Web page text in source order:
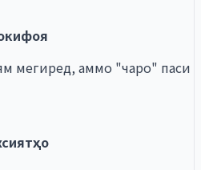
мегиред, аммо "чаро" паси